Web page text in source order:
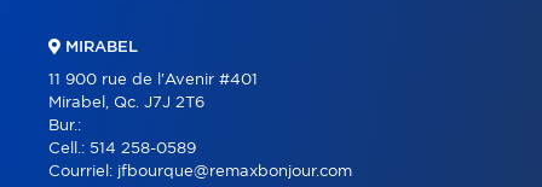
MIRABEL
11 900 rue de l'Avenir #401
Mirabel, Qc. J7J 2T6
Bur.:
Cell.: 514 258-0589
Courriel: jfbourque@remaxbonjour.com